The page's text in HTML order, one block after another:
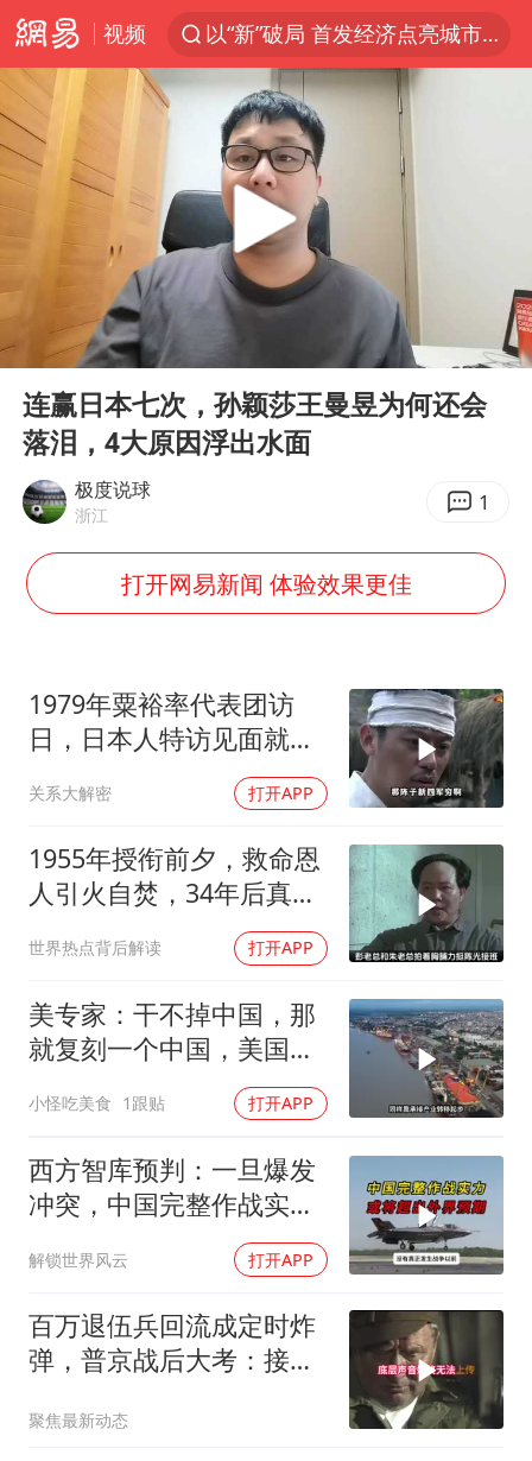
视频
以“新”破局 首发经济点亮城市消费活力
U17国足三战全胜
我国编制完成新版全月地质图
台风白海豚登陆地点更新
看守所辅警收受10万获刑1年
多地要求领导干部带头休假
台风白海豚进入48小时警戒线
宇树科技发行价格150.80元/股
首次证实！“胶球”存在
27岁女子成组织卖淫集团主犯被通缉
法国将禁止“未经同意的电话营销”
奋进开新局 实干挑大梁
Play
00:00
连赢日本七次，孙颖莎王曼昱为何还会
落泪，4大原因浮出水面
极度说球
浙江 1
打开网易新闻 体验效果更佳
1979年粟裕率代表团访
日，日本人特访见面就喊
关系大解密 打开APP
1955年授衔前夕，救命恩
人引火自焚，34年后真相
世界热点背后解读 打开APP
美专家：干不掉中国，那
就复刻一个中国，美国看
小怪吃美食 1跟贴 打开APP
西方智库预判：一旦爆发
冲突，中国完整作战实力
解锁世界风云 打开APP
百万退伍兵回流成定时炸
弹，普京战后大考：接不
聚焦最新动态